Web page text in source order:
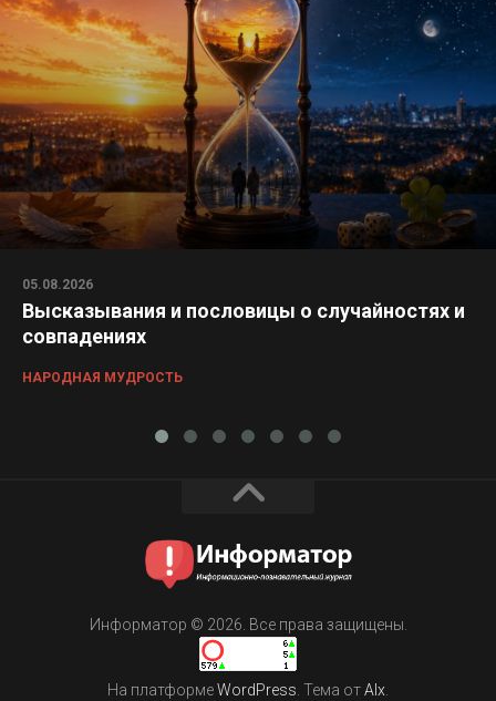
05.08.2026
Высказывания и пословицы о случайностях и
совпадениях
НАРОДНАЯ МУДРОСТЬ
Информатор © 2026. Все права защищены.
На платформеWordPress. Тема отAlx.